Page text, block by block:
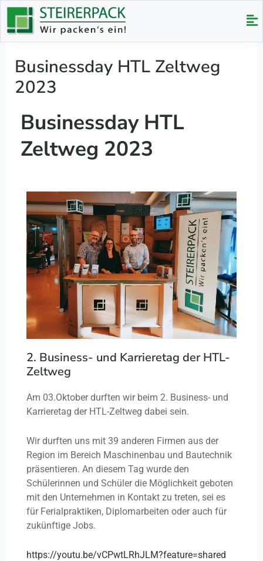
Zum
Inhalt
springen
Businessday HTL Zeltweg
2023
Businessday HTL
Zeltweg 2023
2. Business- und Karrieretag der HTL-
Zeltweg
Am 03.Oktober durften wir beim 2. Business- und
Karrieretag der HTL-Zeltweg dabei sein.
Wir durften uns mit 39 anderen Firmen aus der
Region im Bereich Maschinenbau und Bautechnik
präsentieren. An diesem Tag wurde den
Schülerinnen und Schüler die Möglichkeit geboten
mit den Unternehmen in Kontakt zu treten, sei es
für Ferialpraktiken, Diplomarbeiten oder auch für
zukünftige Jobs.
https://youtu.be/vCPwtLRhJLM?feature=shared